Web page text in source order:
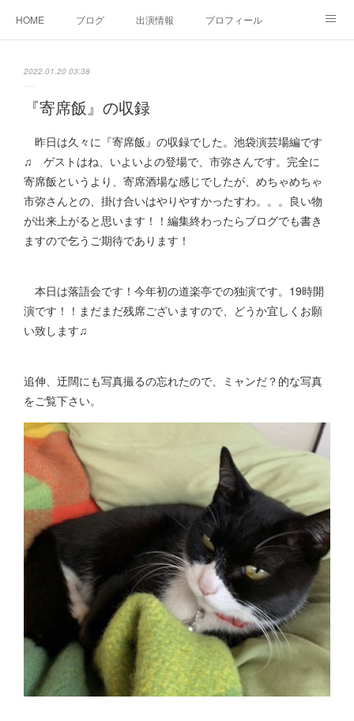
HOME ブログ 出演情報 プロフィール
2022.01.20 03:38
『寄席飯』の収録
昨日は久々に『寄席飯』の収録でした。池袋演芸場編です
♫ ゲストはね、いよいよの登場で、市弥さんです。完全に
寄席飯というより、寄席酒場な感じでしたが、めちゃめちゃ
市弥さんとの、掛け合いはやりやすかったすわ。。。良い物
が出来上がると思います！！編集終わったらブログでも書き
ますので乞うご期待であります！
本日は落語会です！今年初の道楽亭での独演です。19時開
演です！！まだまだ残席ございますので、どうか宜しくお願
い致します♫
追伸、迂闊にも写真撮るの忘れたので、ミャンだ？的な写真
をご覧下さい。